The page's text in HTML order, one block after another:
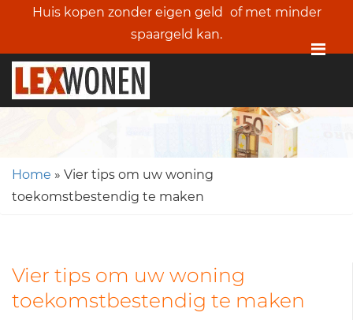
Huis kopen zonder eigen geld of met minder
spaargeld kan.
Home » Vier tips om uw woning
toekomstbestendig te maken
Vier tips om uw woning
toekomstbestendig te maken